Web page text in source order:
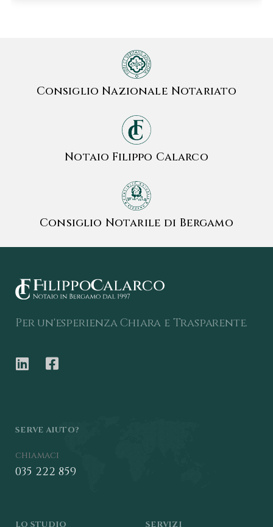
Consiglio Nazionale Notariato
Notaio Filippo Calarco
Consiglio Notarile di Bergamo
Per un'esperienza Chiara e Trasparente.
SERVE AIUTO?
chiamaci
035 222 859
LO STUDIO SERVIZI